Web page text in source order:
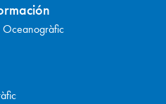
Oceanogràfic